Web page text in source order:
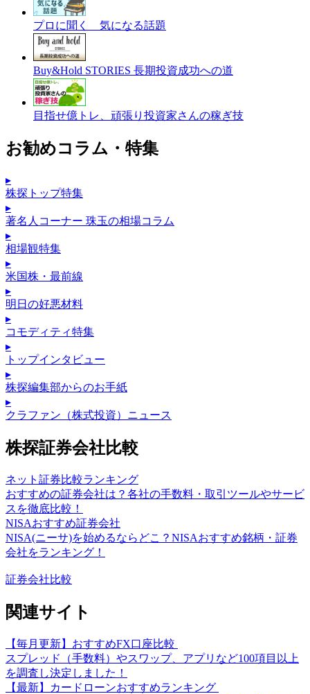
プロに聞く 気になる話題
Buy&Hold STORIES 長期投資成功への道
目指せ億トレ、頑張り投資家さんの稼ぎ技
お勧めコラム・特集
▸
株探トップ特集
▸
著名人コーナー 珠玉の相場コラム
▸
相場観特集
▸
米国株・最前線
▸
明日の好悪材料
▸
コモディティ特集
▸
トップインタビュー
▸
株探編集部からのお手紙
▸
クラファン（株式投資）ニュース
株探証券会社比較
ネット証券比較ランキング
おすすめの証券会社は？各社の手数料・取引ツールやサービ
スを徹底比較！
NISAおすすめ証券会社
NISA(ニーサ)を始めるならどこ？NISAおすすめ銘柄・証券
会社をランキング！
証券会社比較
関連サイト
【毎月更新】おすすめFX口座比較
スプレッド（手数料）やスワップ、アプリなど100項目以上
を調査し決定しました！
【最新】カードローンおすすめランキング